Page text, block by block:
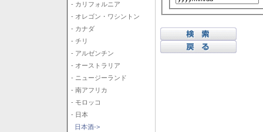
- カリフォルニア
- オレゴン・ワシントン
- カナダ
- チリ
- アルゼンチン
- オーストラリア
- ニュージーランド
- 南アフリカ
- モロッコ
- 日本
日本酒->